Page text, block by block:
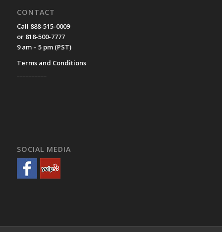
CONTACT
Call 888-515-0009
or 818-500-7777
9 am – 5 pm (PST)
Terms and Conditions
SOCIAL MEDIA